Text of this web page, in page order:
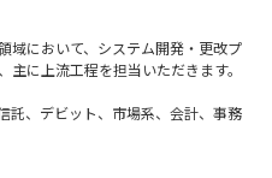
域において、システム開発・更改プ
に上流工程を担当いただきます。
託、デビット、市場系、会計、事務
クトのプロジェクトマネジメント